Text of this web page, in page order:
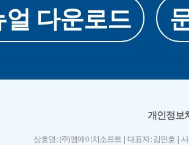
얼 다운로드
개인정보
상호명 : (주)엠에이치소프트 | 대표자 : 김민호 |